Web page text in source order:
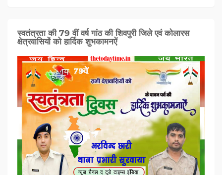
स्वतंत्रता की 79 वीं वर्ष गांठ की शिवपुरी जिले एवं कोलारस
क्षेत्रवासियों को हार्दिक शुभकामनऐं